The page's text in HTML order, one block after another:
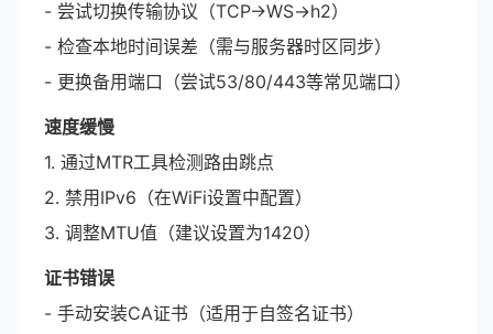
- 尝试切换传输协议（TCP→WS→h2）
- 检查本地时间误差（需与服务器时区同步）
- 更换备用端口（尝试53/80/443等常见端口）
速度缓慢
1. 通过MTR工具检测路由跳点
2. 禁用IPv6（在WiFi设置中配置）
3. 调整MTU值（建议设置为1420）
证书错误
- 手动安装CA证书（适用于自签名证书）